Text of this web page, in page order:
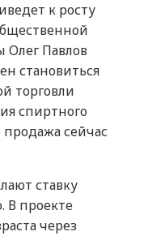
к росту
Олег Павлов
становиться
торговли
спиртного
продажа сейчас
ставку
В проекте
через